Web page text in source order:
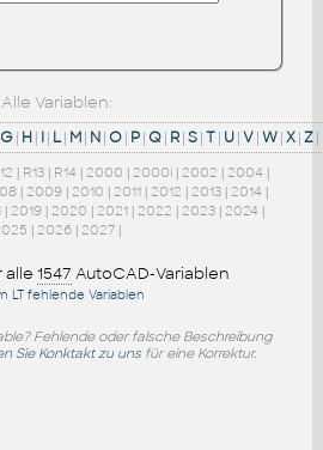
Alle Variablen:
G| H| I| L| M| N|O| P|Q| R|S|T| U|V|W|X|Z|
| R13 | R14 | 2000 | 2000i | 2002 | 2004 |
| 2009| 2010 | 2011| 2012 | 2013| 2014|
| 2019| 2020 | 2021| 2022 | 2023| 2024|
| 2026| 2027|
alle 1547 AutoCAD-Variablen
LT fehlende Variablen
Fehlende oder falsche Beschreibung
Sie Konktakt zu unsfür eine Korrektur.